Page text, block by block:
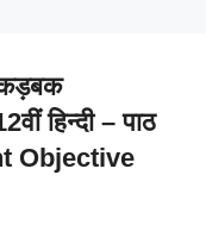
हिन्दी – पाठ
Objective